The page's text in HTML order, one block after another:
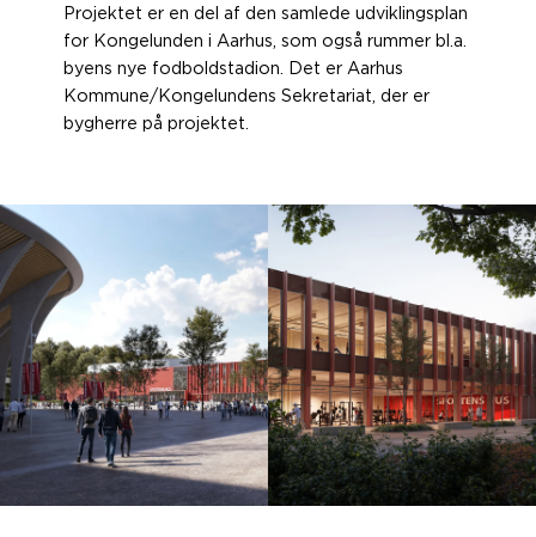
Projektet er en del af den samlede udviklingsplan
for Kongelunden i Aarhus, som også rummer bl.a.
byens nye fodboldstadion. Det er Aarhus
Kommune/Kongelundens Sekretariat, der er
bygherre på projektet.